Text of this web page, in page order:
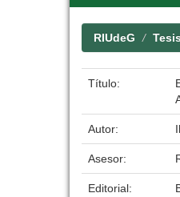
RIUdeG Tesis
Título:
Autor:
Asesor:
Editorial: